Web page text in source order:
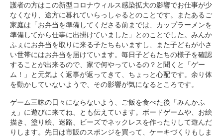
護者の方はこの新型コロナウィルス感染拡大の影響でお仕事が少
なくなり、途方に暮れていらっしゃるとのことです。またあるご
家庭は「お弁当を準備してくださる前までは、カップラーメンを
準備してから仕事に出掛けていました」とのことでした。みんか
ふぇにお弁当を取りに来る子たちもいますし、また子どもが小さ
い世帯にはお弁当を届けています。毎日子どもたちの様子を確認
することが出来るので、家で何やっているの？と聞くと「ゲー
ム！」と元気よく返事が返ってきて、ちょっと心配です。余り体
を動かしていないようで、その影響が気になるところです。
ゲーム三昧の日々にならないよう、ご飯を食べた後「みんかふ
ぇ」に遊びに来てね、とも伝えています。ボードゲームや、お絵
描き、塗り絵、迷路、ビーズでネックレスを作ったりして遊んだ
りします。先日は市販のスポンジを買って、ケーキづくりもしま